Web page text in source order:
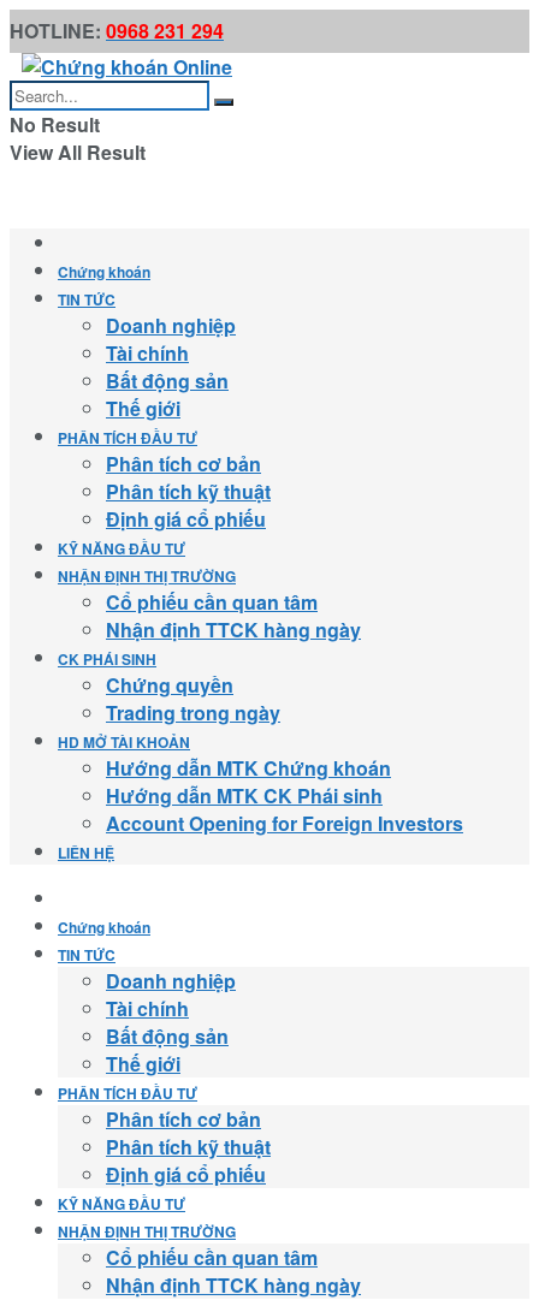
HOTLINE: 0968 231 294
No Result
View All Result
Chứng khoán
TIN TỨC
Doanh nghiệp
Tài chính
Bất động sản
Thế giới
PHÂN TÍCH ĐẦU TƯ
Phân tích cơ bản
Phân tích kỹ thuật
Định giá cổ phiếu
KỸ NĂNG ĐẦU TƯ
NHẬN ĐỊNH THỊ TRƯỜNG
Cổ phiếu cần quan tâm
Nhận định TTCK hàng ngày
CK PHÁI SINH
Chứng quyền
Trading trong ngày
HD MỞ TÀI KHOẢN
Hướng dẫn MTK Chứng khoán
Hướng dẫn MTK CK Phái sinh
Account Opening for Foreign Investors
LIÊN HỆ
Chứng khoán
TIN TỨC
Doanh nghiệp
Tài chính
Bất động sản
Thế giới
PHÂN TÍCH ĐẦU TƯ
Phân tích cơ bản
Phân tích kỹ thuật
Định giá cổ phiếu
KỸ NĂNG ĐẦU TƯ
NHẬN ĐỊNH THỊ TRƯỜNG
Cổ phiếu cần quan tâm
Nhận định TTCK hàng ngày